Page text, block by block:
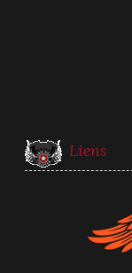
Liens